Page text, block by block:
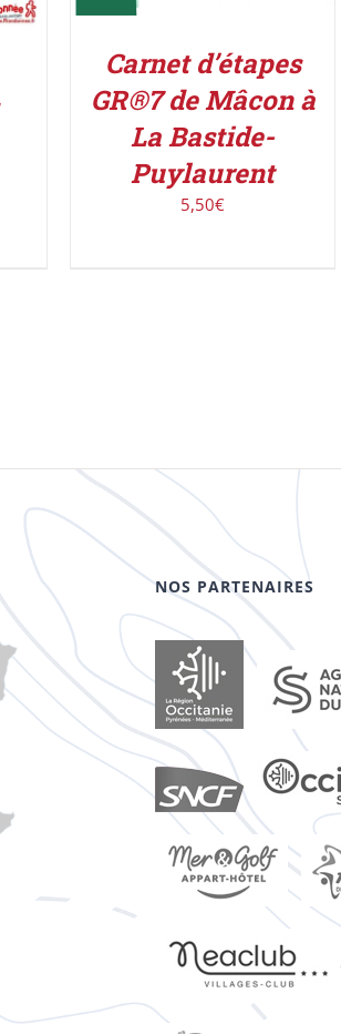
Carnet d’étapes
GR®7 de Mâcon à
La Bastide-
Puylaurent
5,50€
NOS PARTENAIRES